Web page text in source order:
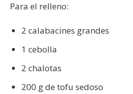
Para el relleno:
2 calabacines grandes
1 cebolla
2 chalotas
200 g de tofu sedoso